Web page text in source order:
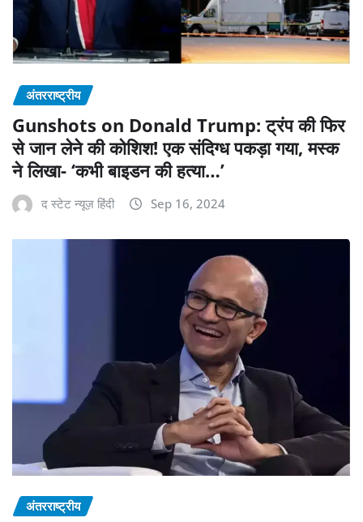
अंतरराष्ट्रीय
Gunshots on Donald Trump: ट्रंप की फिर
से जान लेने की कोशिश! एक संदिग्ध पकड़ा गया, मस्क
ने लिखा- ‘कभी बाइडन की हत्या…’
द स्टेट न्यूज़ हिंदी Sep 16, 2024
अंतरराष्ट्रीय